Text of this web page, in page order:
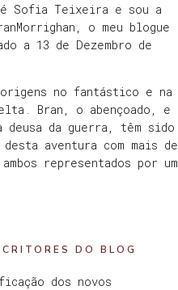
é Sofia Teixeira e sou a
o meu blogue
a 13 de Dezembro de
origens no fantástico e na
Bran, o abençoado, e
deusa da guerra, têm sido
aventura com mais de
ambos representados por um
DO BLOG
dos novos